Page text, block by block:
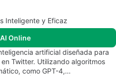
Inteligente y Eficaz
Online
artificial diseñada para
Twitter. Utilizando algoritmos
como GPT-4,…